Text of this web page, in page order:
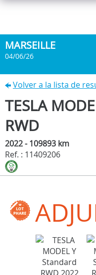
MARSEILLE
04/06/26
Volver a la lista de
TESLA
RWD
2022 - 109893 km
Ref. : 11409206